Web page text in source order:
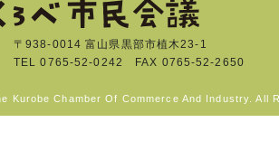
〒938-0014 富山県黒部市植木23-1
TEL 0765-52-0242 FAX 0765-52-2650
Kurobe Chamber Of Commerce And Industry. All